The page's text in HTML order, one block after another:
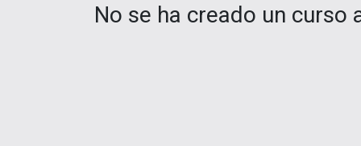
No se ha creado un curso